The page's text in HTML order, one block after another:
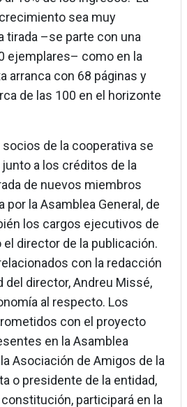
sea muy
tirada –se parte con una
ejemplares– como en la
arranca con 68 páginas y
de las 100 en el horizonte
de la cooperativa se
a los créditos de la
de nuevos miembros
por la Asamblea General, de
los cargos ejecutivos de
el director de la publicación.
con la redacción
del director, Andreu Missé,
al respecto. Los
con el proyecto
en la Asamblea
Asociación de Amigos de la
o presidente de la entidad,
participará en la